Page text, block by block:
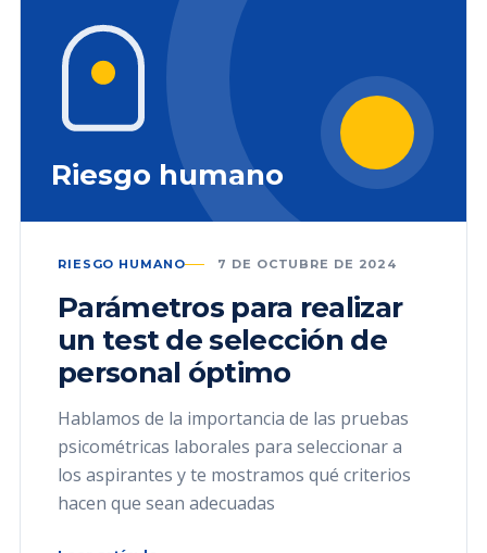
Riesgo humano
RIESGO HUMANO 7 DE OCTUBRE DE 2024
Parámetros para realizar
un test de selección de
personal óptimo
Hablamos de la importancia de las pruebas
psicométricas laborales para seleccionar a
los aspirantes y te mostramos qué criterios
hacen que sean adecuadas